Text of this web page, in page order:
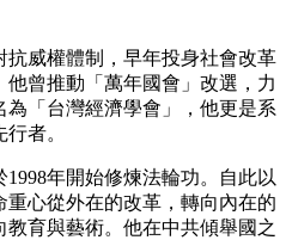
威權體制，早年投身社會改革
曾推動「萬年國會」改選，力
「台灣經濟學會」，他更是系
者。
年開始修煉法輪功。自此以
心從外在的改革，轉向內在的
育與藝術。他在中共傾舉國之